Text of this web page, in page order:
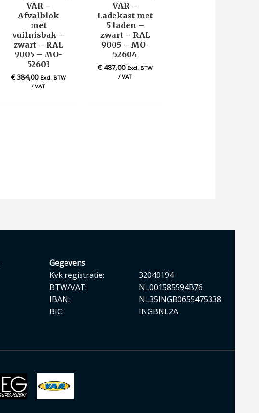
VAR –
Afvalblok
met
vuilnisbak –
zwart – RAL
9005 – MO-
52603
€384,00 Excl. BTW
/ VAT
VAR –
Ladekast met
5 laden –
zwart – RAL
9005 – MO-
52604
€487,00 Excl. BTW
/ VAT
Gegevens
Kvk registratie:
BTW/VAT:
IBAN:
BIC:
32049194
NL001585594B76
NL35INGB0655475338
INGBNL2A